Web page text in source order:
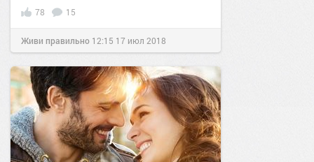
78 15
Живи правильно 12:15 17 июл 2018